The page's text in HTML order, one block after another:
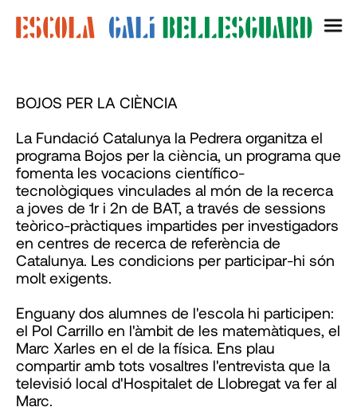
BOJOS PER LA CIÈNCIA
La Fundació Catalunya la Pedrera organitza el
programa Bojos per la ciència, un programa que
fomenta les vocacions científico-
tecnològiques vinculades al món de la recerca
a joves de 1r i 2n de BAT, a través de sessions
teòrico-pràctiques impartides per investigadors
en centres de recerca de referència de
Catalunya. Les condicions per participar-hi són
molt exigents.
Enguany dos alumnes de l'escola hi participen:
el Pol Carrillo en l'àmbit de les matemàtiques, el
Marc Xarles en el de la física. Ens plau
compartir amb tots vosaltres l'entrevista que la
televisió local d'Hospitalet de Llobregat va fer al
Marc.